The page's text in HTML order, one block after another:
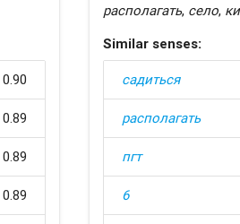
0.90
0.89
0.89
0.89
располагать, село,
Similar senses:
садиться
располагать
пгт
6